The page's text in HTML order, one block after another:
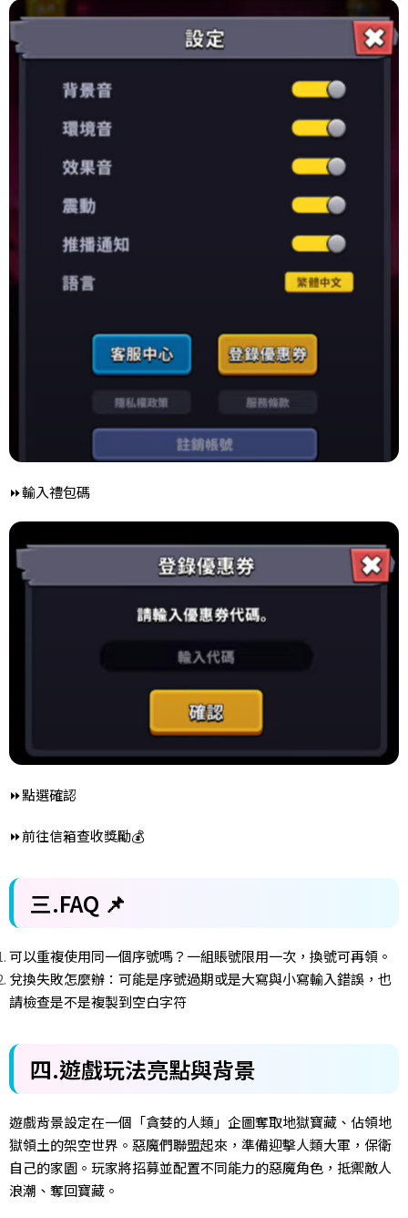
⏩輸入禮包碼
⏩點選確認
⏩前往信箱查收獎勵💰
三.FAQ 📌
可以重複使用同一個序號嗎？一組賬號限用一次，換號可再領。
兌換失敗怎麼辦：可能是序號過期或是大寫與小寫輸入錯誤，也
請檢查是不是複製到空白字符
四.遊戲玩法亮點與背景
遊戲背景設定在一個「貪婪的人類」企圖奪取地獄寶藏、佔領地
獄領土的架空世界。惡魔們聯盟起來，準備迎擊人類大軍，保衛
自己的家園。玩家將招募並配置不同能力的惡魔角色，抵禦敵人
浪潮、奪回寶藏。